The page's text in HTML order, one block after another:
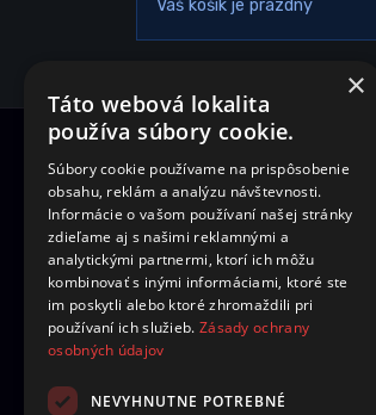
Váš košík je prázdny
INFORMÁCIE O NÁKUPE
Dobrava a množstevné zľavy
Obchodné podmienky
Reklamácie
Vrátenie tovaru
×
Táto webová lokalita
používa súbory cookie.
Súbory cookie používame na prispôsobenie
obsahu, reklám a analýzu návštevnosti.
Informácie o vašom používaní našej stránky
zdieľame aj s našimi reklamnými a
analytickými partnermi, ktorí ich môžu
kombinovať s inými informáciami, ktoré ste
im poskytli alebo ktoré zhromaždili pri
používaní ich služieb. Zásady ochrany
osobných údajov
NEVYHNUTNE POTREBNÉ